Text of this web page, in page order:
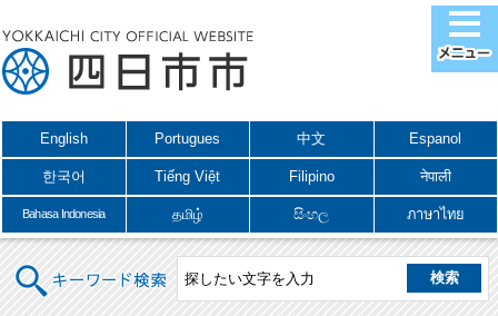
English Portugues 中文 Espanol
한국어 Tiếng Việt Filipino नेपाली
Bahasa Indonesia தமிழ் සිංහල ภาษาไทย
キーワード検索